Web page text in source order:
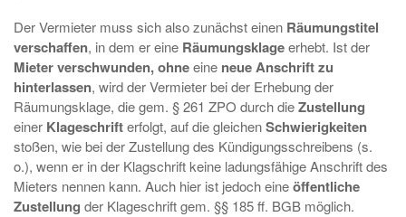
Der Vermieter muss sich also zunächst einen Räumungstitel
verschaffen, in dem er eine Räumungsklageerhebt. Ist der
Mieter verschwunden, ohneeine neue Anschrift zu
hinterlassen, wird der Vermieter bei der Erhebung der
Räumungsklage, die gem. § 261 ZPO durch dieZustellung
einer Klageschrifterfolgt, auf die gleichenSchwierigkeiten
stoßen, wie bei der Zustellung des Kündigungsschreibens (s.
o.), wenn er in der Klagschrift keine ladungsfähige Anschrift des
Mieters nennen kann. Auch hier ist jedoch eineöffentliche
Zustellung der Klageschrift gem. §§ 185 ff. BGB möglich.